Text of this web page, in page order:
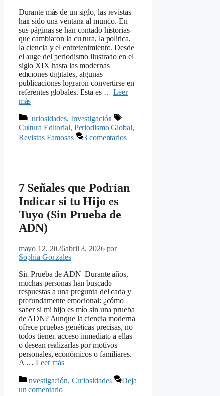
Durante más de un siglo, las revistas
han sido una ventana al mundo. En
sus páginas se han contado historias
que cambiaron la cultura, la política,
la ciencia y el entretenimiento. Desde
el auge del periodismo ilustrado en el
siglo XIX hasta las modernas
ediciones digitales, algunas
publicaciones lograron convertirse en
referentes globales. Esta es … Leer
más
Categorías
Curiosidades, Investigación
Etiquetas
Cultura Editorial, Periodismo Global,
Revistas Famosas
3 comentarios
7 Señales que Podrían
Indicar si tu Hijo es
Tuyo (Sin Prueba de
ADN)
mayo 12, 2026abril 8, 2026 por
Sophia Gonzales
Sin Prueba de ADN. Durante años,
muchas personas han buscado
respuestas a una pregunta delicada y
profundamente emocional: ¿cómo
saber si mi hijo es mío sin una prueba
de ADN? Aunque la ciencia moderna
ofrece pruebas genéticas precisas, no
todos tienen acceso inmediato a ellas
o desean realizarlas por motivos
personales, económicos o familiares.
A … Leer más
Categorías
Investigación, Curiosidades
Deja
un comentario